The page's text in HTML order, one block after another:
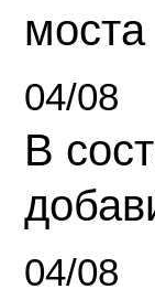
04/08
В
04/08